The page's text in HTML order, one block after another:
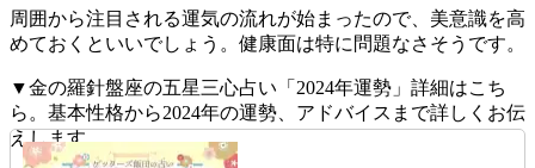
周囲から注目される運気の流れが始まったので、美意識を高
めておくといいでしょう。健康面は特に問題なさそうです。
▼金の羅針盤座の五星三心占い「2024年運勢」詳細はこち
ら。基本性格から2024年の運勢、アドバイスまで詳しくお伝
えします。